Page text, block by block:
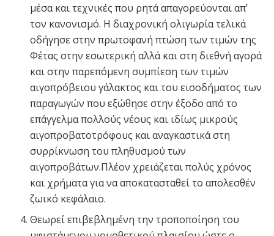
μέσα και τεχνικές που ρητά απαγορεύονται απ’
τον κανονισμό. Η διαχρονική ολιγωρία τελικά
οδήγησε στην πρωτοφανή πτώση των τιμών της
Φέτας στην εσωτερική αλλά και στη διεθνή αγορά
και στην παρεπόμενη συμπίεση των τιμών
αιγοπρόβειου γάλακτος και του εισοδήματος των
παραγωγών που εξώθησε στην έξοδο από το
επάγγελμα πολλούς νέους και ιδίως μικρούς
αιγοπροβατοτρόφους και αναγκαστικά στη
συρρίκνωση του πληθυσμού των
αιγοπροβάτων.Πλέον χρειάζεται πολύς χρόνος
και χρήματα για να αποκατασταθεί το απολεσθέν
ζωικό κεφάλαιο.
Θεωρεί επιβεβλημένη την τροποποίηση του